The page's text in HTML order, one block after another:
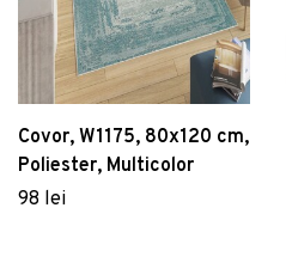
Covor, W1175, 80x120 cm,
Poliester, Multicolor
98 lei